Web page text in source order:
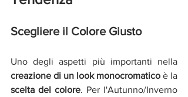
Scegliere il Colore Giusto
Uno degli aspetti più importanti nella
creazione di un look monocromatico
scelta del colore. Per l'Autunno/Inverno